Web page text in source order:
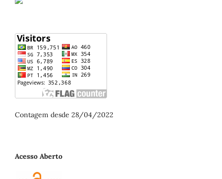
Contagem desde 28/04/2022
Acesso Aberto